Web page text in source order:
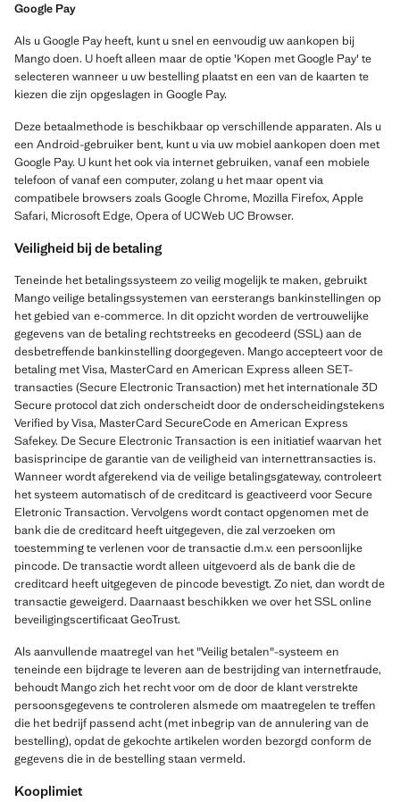
Google Pay
Als u Google Pay heeft, kunt u snel en eenvoudig uw aankopen bij
Mango doen. U hoeft alleen maar de optie 'Kopen met Google Pay' te
selecteren wanneer u uw bestelling plaatst en een van de kaarten te
kiezen die zijn opgeslagen in Google Pay.
Deze betaalmethode is beschikbaar op verschillende apparaten. Als u
een Android-gebruiker bent, kunt u via uw mobiel aankopen doen met
Google Pay. U kunt het ook via internet gebruiken, vanaf een mobiele
telefoon of vanaf een computer, zolang u het maar opent via
compatibele browsers zoals Google Chrome, Mozilla Firefox, Apple
Safari, Microsoft Edge, Opera of UCWeb UC Browser.
Veiligheid bij de betaling
Teneinde het betalingssysteem zo veilig mogelijk te maken, gebruikt
Mango veilige betalingssystemen van eersterangs bankinstellingen op
het gebied van e-commerce. In dit opzicht worden de vertrouwelijke
gegevens van de betaling rechtstreeks en gecodeerd (SSL) aan de
desbetreffende bankinstelling doorgegeven. Mango accepteert voor de
betaling met Visa, MasterCard en American Express alleen SET-
transacties (Secure Electronic Transaction) met het internationale 3D
Secure protocol dat zich onderscheidt door de onderscheidingstekens
Verified by Visa, MasterCard SecureCode en American Express
Safekey. De Secure Electronic Transaction is een initiatief waarvan het
basisprincipe de garantie van de veiligheid van internettransacties is.
Wanneer wordt afgerekend via de veilige betalingsgateway, controleert
het systeem automatisch of de creditcard is geactiveerd voor Secure
Eletronic Transaction. Vervolgens wordt contact opgenomen met de
bank die de creditcard heeft uitgegeven, die zal verzoeken om
toestemming te verlenen voor de transactie d.m.v. een persoonlijke
pincode. De transactie wordt alleen uitgevoerd als de bank die de
creditcard heeft uitgegeven de pincode bevestigt. Zo niet, dan wordt de
transactie geweigerd. Daarnaast beschikken we over het SSL online
beveiligingscertificaat GeoTrust.
Als aanvullende maatregel van het "Veilig betalen"-systeem en
teneinde een bijdrage te leveren aan de bestrijding van internetfraude,
behoudt Mango zich het recht voor om de door de klant verstrekte
persoonsgegevens te controleren alsmede om maatregelen te treffen
die het bedrijf passend acht (met inbegrip van de annulering van de
bestelling), opdat de gekochte artikelen worden bezorgd conform de
gegevens die in de bestelling staan vermeld.
Kooplimiet